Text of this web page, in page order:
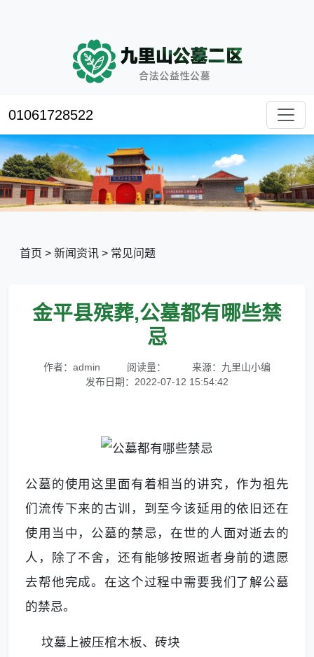
01061728522
首页 > 新闻资讯 > 常见问题
金平县殡葬,公墓都有哪些禁
忌
作者：admin 阅读量：
来源：九里山小编
发布日期：2022-07-12 15:54:42
公墓的使用这里面有着相当的讲究，作为祖先
们流传下来的古训，到至今该延用的依旧还在
使用当中，公墓的禁忌，在世的人面对逝去的
人，除了不舍，还有能够按照逝者身前的遗愿
去帮他完成。在这个过程中需要我们了解公墓
的禁忌。
坟墓上被压棺木板、砖块